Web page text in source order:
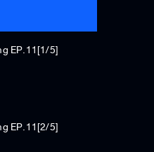
EP.11[1/5]
EP.11[2/5]